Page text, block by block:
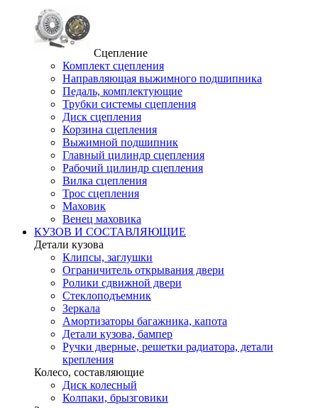
Сцепление
Комплект сцепления
Направляющая выжимного подшипника
Педаль, комплектующие
Трубки системы сцепления
Диск сцепления
Корзина сцепления
Выжимной подшипник
Главный цилиндр сцепления
Рабочий цилиндр сцепления
Вилка сцепления
Трос сцепления
Маховик
Венец маховика
КУЗОВ И СОСТАВЛЯЮЩИЕ
Детали кузова
Клипсы, заглушки
Ограничитель открывания двери
Ролики сдвижной двери
Стеклоподъемник
Зеркала
Амортизаторы багажника, капота
Детали кузова, бампер
Ручки дверные, решетки радиатора, детали
крепления
Колесо, составляющие
Диск колесный
Колпаки, брызговики